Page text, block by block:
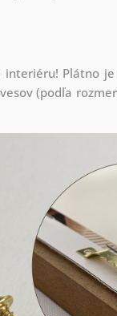
Plátno
(podľa